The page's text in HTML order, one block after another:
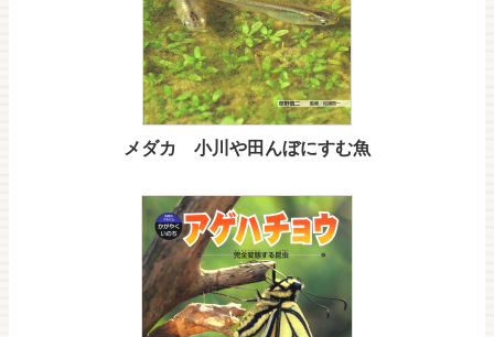
メダカ 小川や田んぼにすむ魚